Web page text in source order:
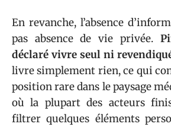
En revanche, l’absence
pas absence de vie privée.
déclaré vivre seul ni
livre simplement rien, ce qui
position rare dans le paysage
où la plupart des acteurs
filtrer quelques éléments